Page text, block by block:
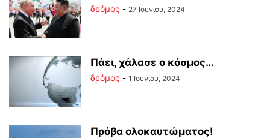
δρόμος - 27 Ιουνίου, 2024
Πάει, χάλασε ο κόσμος…
δρόμος - 1 Ιουνίου, 2024
Πρόβα ολοκαυτώματος!